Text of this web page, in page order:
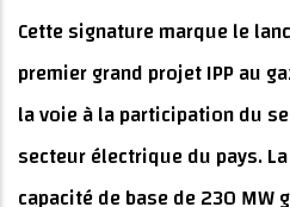
Cette signature marque le
premier grand projet IPP au
la voie à la participation du
secteur électrique du pays.
capacité de base de 230 MW